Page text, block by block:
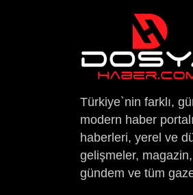
Türkiye`nin farklı,
modern haber
haberleri, yerel ve
gelişmeler,
gündem ve tüm